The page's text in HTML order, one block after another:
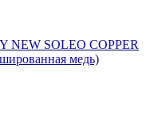
NEW SOLEO COPPER
медь)